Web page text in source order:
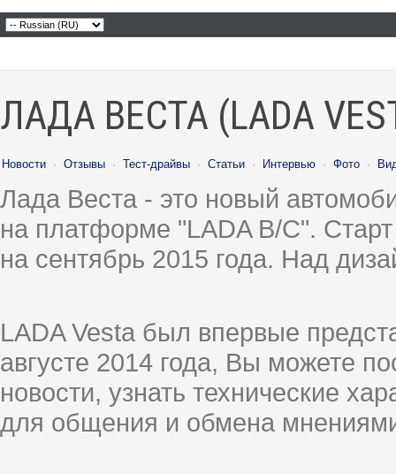
ЛАДА ВЕСТА (LADA
Новости · Отзывы · Тест-драйвы · Статьи · Интервью · Фото ·
Лада Веста - это новый
на платформе "LADA B/C".
на сентябрь 2015 года. Над
LADA Vesta был впервые
августе 2014 года, Вы можете
новости, узнать технические
для общения и обмена